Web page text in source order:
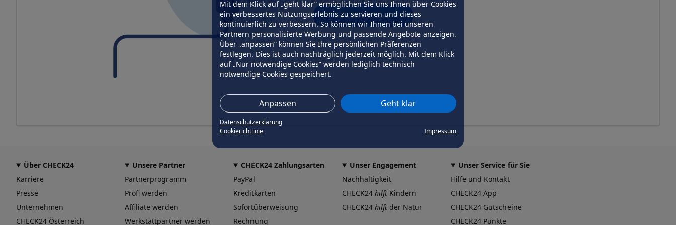
Mit dem Klick auf „geht klar” ermöglichen Sie uns Ihnen über Cookies
ein verbessertes Nutzungserlebnis zu servieren und dieses
kontinuierlich zu verbessern. So können wir Ihnen bei unseren
Partnern personalisierte Werbung und passende Angebote anzeigen.
Über „anpassen” können Sie Ihre persönlichen Präferenzen
festlegen. Dies ist auch nachträglich jederzeit möglich. Mit dem Klick
auf „Nur notwendige Cookies” werden lediglich technisch
notwendige Cookies gespeichert.
Anpassen Geht klar
Datenschutzerklärung
Cookierichtlinie
Impressum
erneut versuchen
Über CHECK24
Karriere
Presse
Unternehmen
CHECK24 Österreich
Unsere Partner
Partnerprogramm
Profi werden
Affiliate werden
Werkstattpartner werden
CHECK24 Zahlungsarten
PayPal
Kreditkarten
Sofortüberweisung
Rechnung
Unser Engagement
Nachhaltigkeit
CHECK24 hilft Kindern
CHECK24 hilft der Natur
Unser Service für Sie
Hilfe und Kontakt
CHECK24 App
CHECK24 Gutscheine
CHECK24 Punkte